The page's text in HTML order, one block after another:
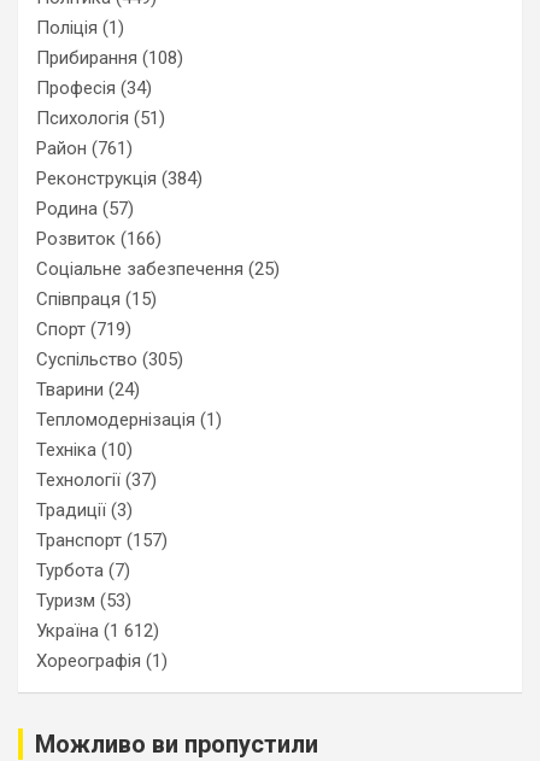
Поліція (1)
Прибирання (108)
Професія (34)
Психологія (51)
Район (761)
Реконструкція (384)
Родина (57)
Розвиток (166)
Соціальне забезпечення (25)
Співпраця (15)
Спорт (719)
Суспільство (305)
Тварини (24)
Тепломодернізація (1)
Техніка (10)
Технології (37)
Традиції (3)
Транспорт (157)
Турбота (7)
Туризм (53)
Україна (1 612)
Хореографія (1)
Можливо ви пропустили